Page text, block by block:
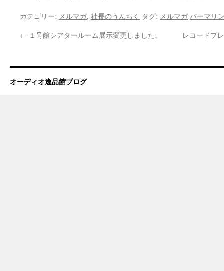
カテゴリー: メルマガ, 社長のうんちく タグ: メルマガ パーマリ
← １号館シアタールーム展示変更しました。 レコードプ
オーディオ逸品館ブログ